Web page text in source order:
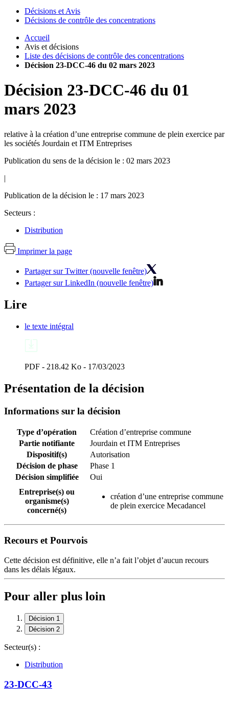
Décisions et Avis
Décisions de contrôle des concentrations
Accueil
Avis et décisions
Liste des décisions de contrôle des concentrations
Décision 23-DCC-46 du 02 mars 2023
Décision 23-DCC-46 du 01
mars 2023
relative à la création d’une entreprise commune de plein exercice par
les sociétés Jourdain et ITM Entreprises
Publication du sens de la décision le : 02 mars 2023
|
Publication de la décision le : 17 mars 2023
Secteurs :
Distribution
Imprimer la page
Partager sur Twitter (nouvelle fenêtre)
Partager sur LinkedIn (nouvelle fenêtre)
Lire
le texte intégral
PDF - 218.42 Ko - 17/03/2023
Présentation de la décision
Informations sur la décision
Type d’opération
Création d’entreprise commune
Partie notifiante
Jourdain et ITM Entreprises
Dispositif(s)
Autorisation
Décision de phase
Phase 1
Décision simplifiée
Oui
Entreprise(s) ou
organisme(s)
concerné(s)
création d’une entreprise commune
de plein exercice Mecadancel
Recours et Pourvois
Cette décision est définitive, elle n’a fait l’objet d’aucun recours
dans les délais légaux.
Pour aller plus loin
Décision 1
Décision 2
Secteur(s) :
Distribution
23-DCC-43